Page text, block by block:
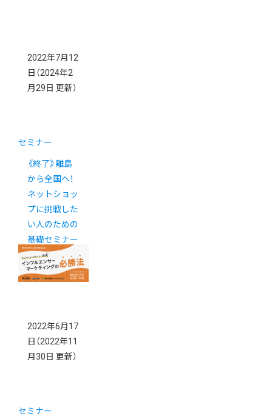
2022年7月12
日 （2024年2
月29日 更新）
セミナー
《終了》離島
から全国へ！
ネットショッ
プに挑戦した
い人のための
基礎セミナー
2022年6月17
日 （2022年11
月30日 更新）
セミナー